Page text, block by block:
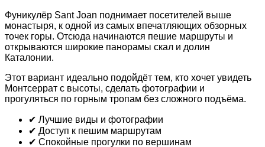
Фуникулёр Sant Joan поднимает посетителей выше
монастыря, к одной из самых впечатляющих обзорных
точек горы. Отсюда начинаются пешие маршруты и
открываются широкие панорамы скал и долин
Каталонии.
Этот вариант идеально подойдёт тем, кто хочет увидеть
Монтсеррат с высоты, сделать фотографии и
прогуляться по горным тропам без сложного подъёма.
✔ Лучшие виды и фотографии
✔ Доступ к пешим маршрутам
✔ Спокойные прогулки по вершинам